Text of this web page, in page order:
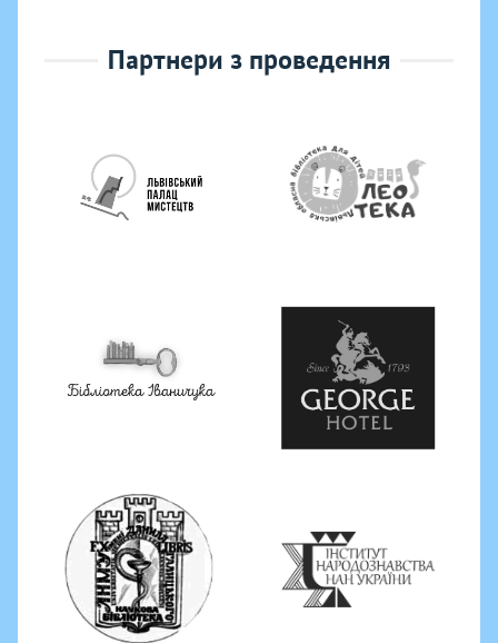
Партнери з проведення